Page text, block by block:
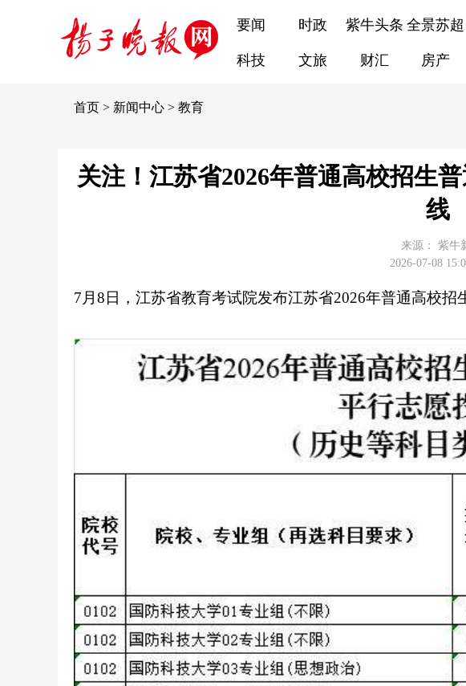
要闻 时政 紫牛头条 全景苏超
科技 文旅 财汇 房产
首页 > 新闻中心 > 教育
关注！江苏省2026年普通高校招生
线
来源：
紫牛
2026-07-08
7月8日，江苏省教育考试院发布江苏省2026年普通高校招